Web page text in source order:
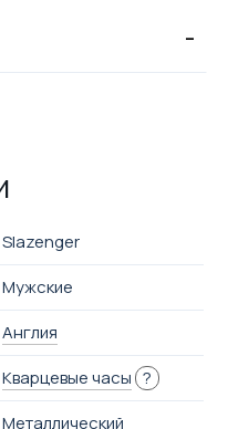
-
Slazenger
Мужские
Англия
Кварцевые часы ?
Металлический